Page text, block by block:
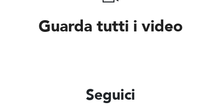
Guarda tutti i video
Seguici